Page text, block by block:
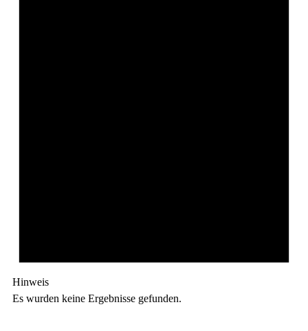
Hinweis
Es wurden keine Ergebnisse gefunden.